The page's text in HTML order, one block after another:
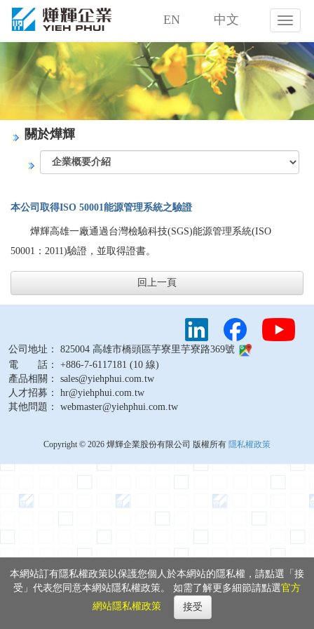
燁
輝
企
業
股
份
有
限
司
EN 中文
關於燁輝
本公司取得ISO 50001能源管理系統之驗證
燁輝高雄一廠通過台灣檢驗科技(SGS)能源管理系統(ISO
50001：2011)驗證，並取得證書。
回上一頁
公司地址： 825004 高雄市橋頭區芋寮里芋寮路369號
電 話： +886-7-6117181 (10 線)
產品相關： sales@yiehphui.com.tw
人才招募： hr@yiehphui.com.tw
其他問題： webmaster@yiehphui.com.tw
Copyright © 2026 燁輝企業股份有限公司 版權所有 隱私權政策
本網站訂有隱私權政策以保護您個人於本網站的隱私權，請點選「接
受」代表您同意本網站隱私權政策。 如需了解更多細節請點選官方
網站隱私權政策
接受